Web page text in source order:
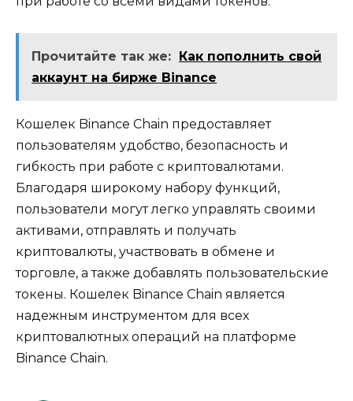
Прочитайте так же:
Как пополнить свой
аккаунт на бирже Binance
Кошелек Binance Chain предоставляет
пользователям удобство‚ безопасность и
гибкость при работе с криптовалютами.​
Благодаря широкому набору функций‚
пользователи могут легко управлять своими
активами‚ отправлять и получать
криптовалюты‚ участвовать в обмене и
торговле‚ а также добавлять пользовательские
токены.​ Кошелек Binance Chain является
надежным инструментом для всех
криптовалютных операций на платформе
Binance Chain.